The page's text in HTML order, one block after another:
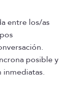
entre los/as
posible y
inmediatas.